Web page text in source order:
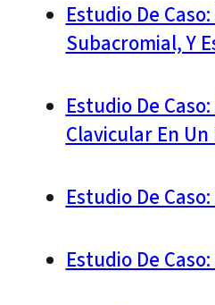
Estudio De
Subacromial, Y
Estudio De
Clavicular En
Estudio De
Estudio De